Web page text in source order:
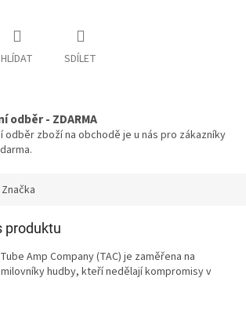
HLÍDAT SDÍLET
odběr - ZDARMA
odběr zboží na obchodě je u nás pro zákazníky
Značka
produktu
Amp Company (TAC) je zaměřena na
hudby, kteří nedělají kompromisy v